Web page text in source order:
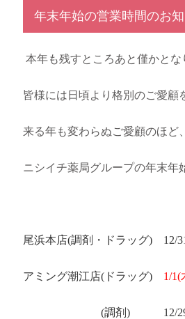
年末年始の営業時間のお
本年も残すところあと僅かとな
皆様には日頃より格別のご愛顧
来る年も変わらぬご愛顧のほど
ニシイチ薬局グループの年末年
尾浜本店(調剤・ドラッグ) 12/
アミング潮江店( ドラッグ) 1/1(
(調剤) 12/